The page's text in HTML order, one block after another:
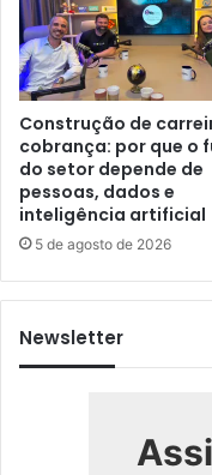
Construção de
cobrança: por que o
do setor depende de
pessoas, dados e
inteligência artificial
5 de agosto de 2026
Newsletter